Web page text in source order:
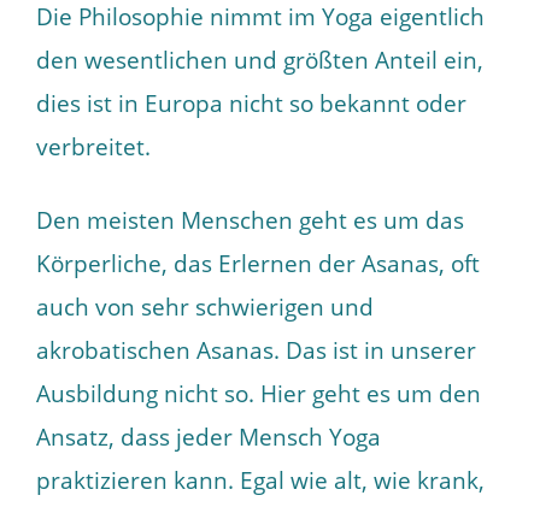
Die Philosophie nimmt im Yoga eigentlich
den wesentlichen und größten Anteil ein,
dies ist in Europa nicht so bekannt oder
verbreitet.
Den meisten Menschen geht es um das
Körperliche, das Erlernen der Asanas, oft
auch von sehr schwierigen und
akrobatischen Asanas. Das ist in unserer
Ausbildung nicht so. Hier geht es um den
Ansatz, dass jeder Mensch Yoga
praktizieren kann. Egal wie alt, wie krank,